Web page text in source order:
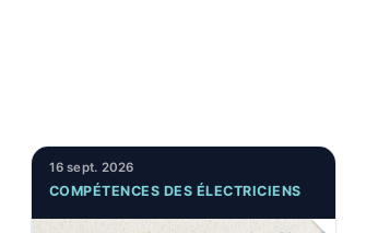
16 sept. 2026
COMPÉTENCES DES ÉLECTRICIENS